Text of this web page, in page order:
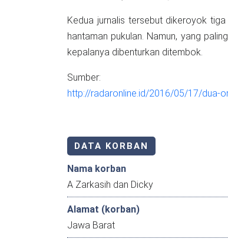
Kedua jurnalis tersebut dikeroyok
hantaman pukulan. Namun, yang
kepalanya dibenturkan ditembok.
Sumber:
http://radaronline.id/2016/05/17/dua-
DATA KORBAN
Nama korban
A Zarkasih dan Dicky
Alamat (korban)
Jawa Barat